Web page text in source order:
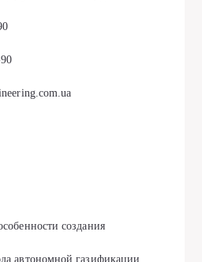
создания
автономной газификации